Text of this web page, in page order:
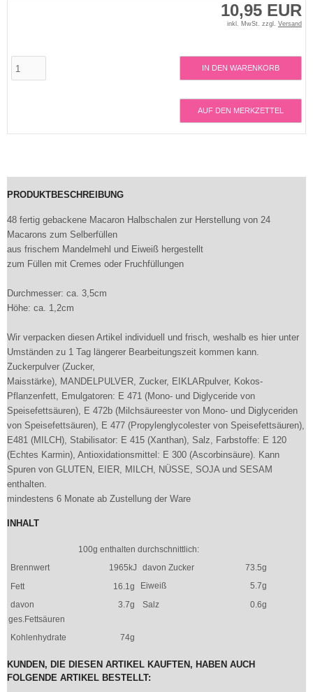
10,95 EUR
inkl. MwSt. zzgl. Versand
IN DEN WARENKORB
AUF DEN MERKZETTEL
PRODUKTBESCHREIBUNG
48 fertig gebackene Macaron Halbschalen zur Herstellung von 24
Macarons zum Selberfüllen
aus frischem Mandelmehl und Eiweiß hergestellt
zum Füllen mit Cremes oder Fruchfüllungen
Durchmesser: ca. 3,5cm
Höhe: ca. 1,2cm
Wir verpacken diesen Artikel individuell und frisch, weshalb es hier unter
Umständen zu 1 Tag längerer Bearbeitungszeit kommen kann.
Zuckerpulver (Zucker,
Maisstärke), MANDELPULVER, Zucker, EIKLARpulver, Kokos-
Pflanzenfett, Emulgatoren: E 471 (Mono- und Diglyceride von
Speisefettsäuren), E 472b (Milchsäureester von Mono- und Diglyceriden
von Speisefettsäuren), E 477 (Propylenglycolester von Speisefettsäuren),
E481 (MILCH), Stabilisator: E 415 (Xanthan), Salz, Farbstoffe: E 120
(Echtes Karmin), Antioxidationsmittel: E 300 (Ascorbinsäure). Kann
Spuren von GLUTEN, EIER, MILCH, NÜSSE, SOJA und SESAM
enthalten.
mindestens 6 Monate ab Zustellung der Ware
INHALT
100g enthalten durchschnittlich:
Brennwert
1965kJ davon Zucker
73.5g
Fett
16.1g Eiweiß
5.7g
davon
ges.Fettsäuren
3.7g Salz 0.6g
Kohlenhydrate 74g
KUNDEN, DIE DIESEN ARTIKEL KAUFTEN, HABEN AUCH
FOLGENDE ARTIKEL BESTELLT: